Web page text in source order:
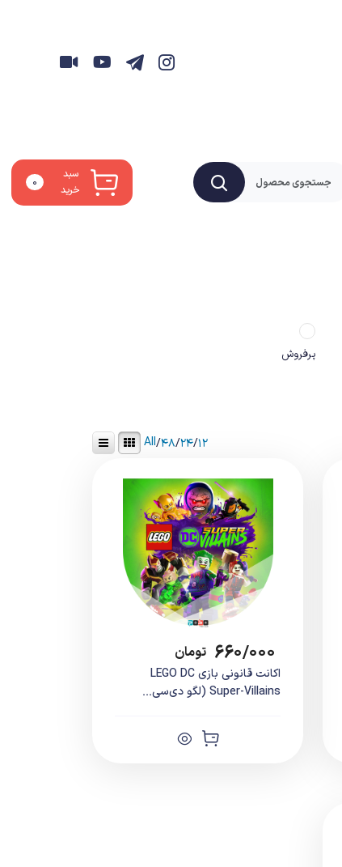
سبد
خرید
۰
پرفروش
۱۲/۲۴/۴۸/
All
۶۶۰/۰۰۰ تومان
اکانت قانونی بازی LEGO DC
Super-Villains (لگو دی‌سی...